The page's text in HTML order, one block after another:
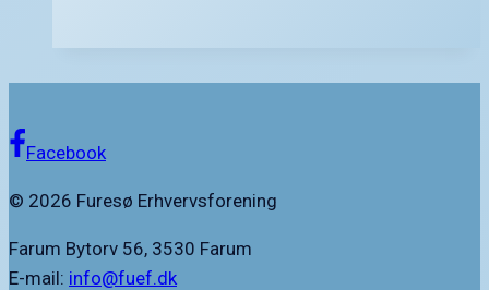
Facebook
© 2026 Furesø Erhvervsforening
Farum Bytorv 56, 3530 Farum
E-mail: info@fuef.dk